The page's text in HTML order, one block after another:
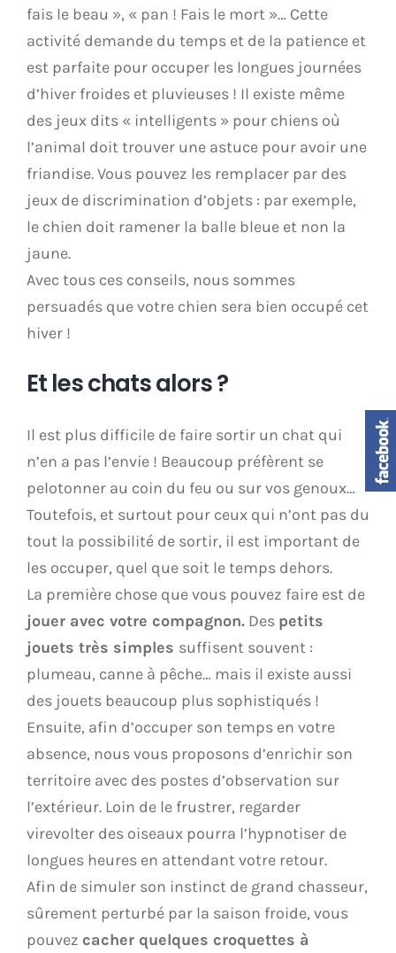
fais le beau », « pan ! Fais le mort »… Cette
activité demande du temps et de la patience et
est parfaite pour occuper les longues journées
d’hiver froides et pluvieuses ! Il existe même
des jeux dits « intelligents » pour chiens où
l’animal doit trouver une astuce pour avoir une
friandise. Vous pouvez les remplacer par des
jeux de discrimination d’objets : par exemple,
le chien doit ramener la balle bleue et non la
jaune.
Avec tous ces conseils, nous sommes
persuadés que votre chien sera bien occupé cet
hiver !
Et les chats alors ?
Il est plus difficile de faire sortir un chat qui
n’en a pas l’envie ! Beaucoup préfèrent se
pelotonner au coin du feu ou sur vos genoux…
Toutefois, et surtout pour ceux qui n’ont pas du
tout la possibilité de sortir, il est important de
les occuper, quel que soit le temps dehors.
La première chose que vous pouvez faire est de
jouer avec votre compagnon. Des petits
jouets très simples suffisent souvent :
plumeau, canne à pêche… mais il existe aussi
des jouets beaucoup plus sophistiqués !
Ensuite, afin d’occuper son temps en votre
absence, nous vous proposons d’enrichir son
territoire avec des postes d’observation sur
l’extérieur. Loin de le frustrer, regarder
virevolter des oiseaux pourra l’hypnotiser de
longues heures en attendant votre retour.
Afin de simuler son instinct de grand chasseur,
sûrement perturbé par la saison froide, vous
pouvez cacher quelques croquettes à